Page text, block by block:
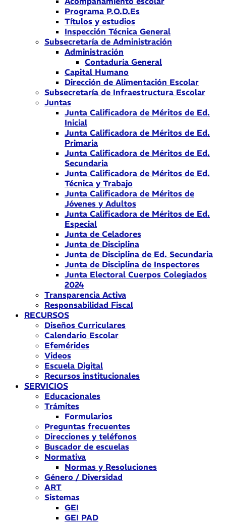
Programa P.O.D.Es
Títulos y estudios
Inspección Técnica General
Subsecretaría de Administración
Administración
Contaduría General
Capital Humano
Dirección de Alimentación Escolar
Subsecretaría de Infraestructura Escolar
Juntas
Junta Calificadora de Méritos de Ed.
Inicial
Junta Calificadora de Méritos de Ed.
Primaria
Junta Calificadora de Méritos de Ed.
Secundaria
Junta Calificadora de Méritos de Ed.
Técnica y Trabajo
Junta Calificadora de Méritos de
Jóvenes y Adultos
Junta Calificadora de Méritos de Ed.
Especial
Junta de Celadores
Junta de Disciplina
Junta de Disciplina de Ed. Secundaria
Junta de Disciplina de Inspectores
Junta Electoral Cuerpos Colegiados
2024
Transparencia Activa
Responsabilidad Fiscal
RECURSOS
Diseños Curriculares
Calendario Escolar
Efemérides
Videos
Escuela Digital
Recursos institucionales
SERVICIOS
Educacionales
Trámites
Formularios
Preguntas frecuentes
Direcciones y teléfonos
Buscador de escuelas
Normativa
Normas y Resoluciones
Género / Diversidad
ART
Sistemas
GEI
GEI PAD